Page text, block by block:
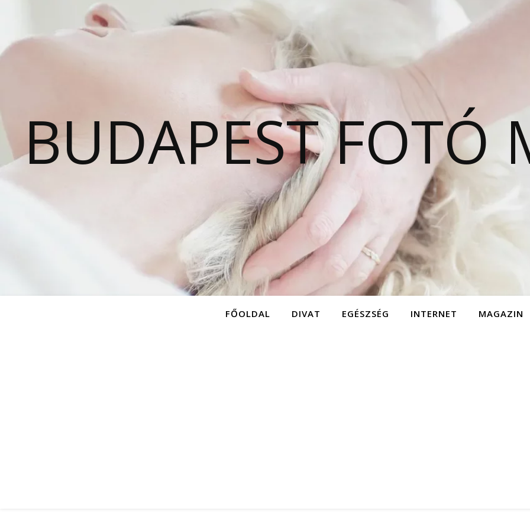
BUDAPEST FOTÓ
FŐOLDAL DIVAT EGÉSZSÉG INTERNET MAGAZIN